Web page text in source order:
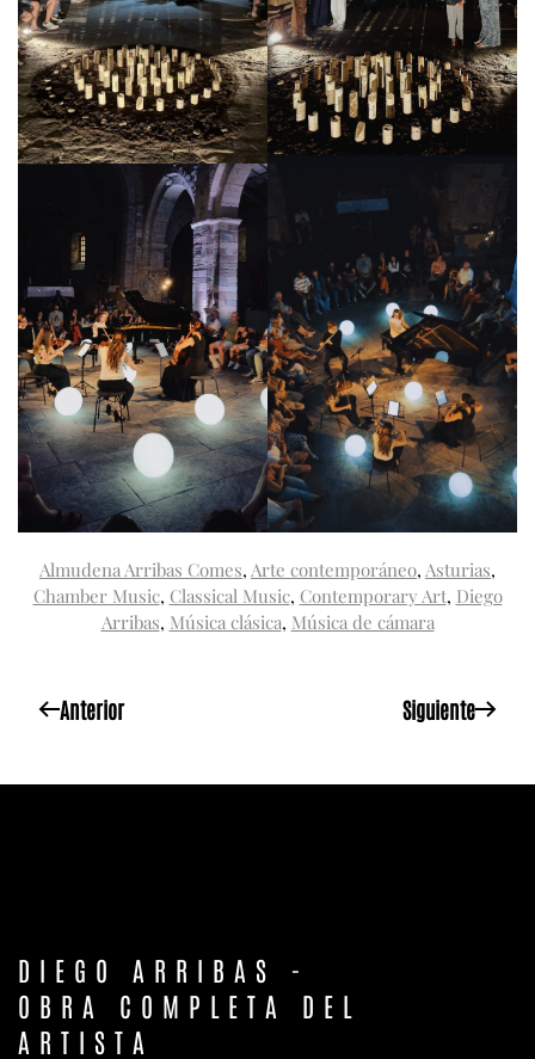
Almudena Arribas Comes, Arte contemporáneo, Asturias,
Chamber Music, Classical Music, Contemporary Art, Diego
Arribas, Música clásica, Música de cámara
Anterior Siguiente
DIEGO ARRIBAS -
OBRA COMPLETA DEL
ARTISTA